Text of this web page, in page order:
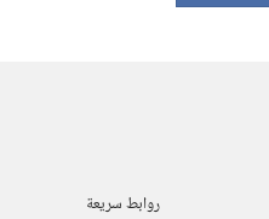
روابط سريعة